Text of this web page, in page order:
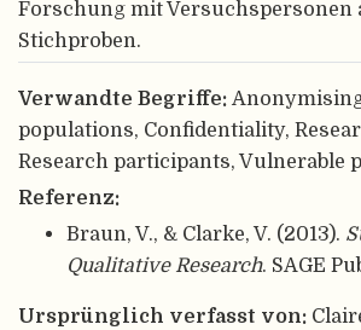
Forschung mit Versuchspersonen
Stichproben.
Verwandte Begriffe:
populations, Confidentiality,
Research participants, Vulnerable
Referenz:
Braun, V., & Clarke, V. (2013).
Qualitative Research. SAGE
Ursprünglich verfasst von: